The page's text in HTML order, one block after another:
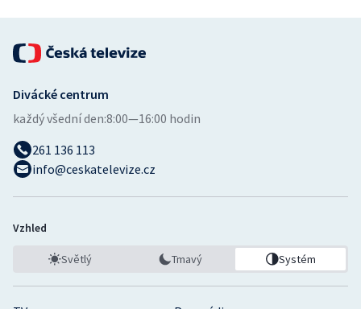
Divácké centrum
každý všední den:8:00—16:00 hodin
261 136 113
info@ceskatelevize.cz
Vzhled
Světlý Tmavý Systém